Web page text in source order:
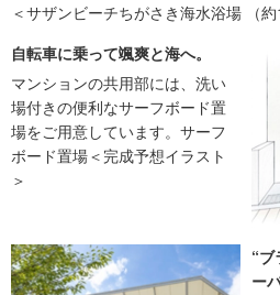
＜サザンビーチちがさき海水浴場 （
自転車に乗って颯爽と海へ。
マンションの共用部には、洗い
場付きの便利なサーフボード置
場をご用意しています。サーフ
ボード置場＜完成予想イラスト
＞
“
ー